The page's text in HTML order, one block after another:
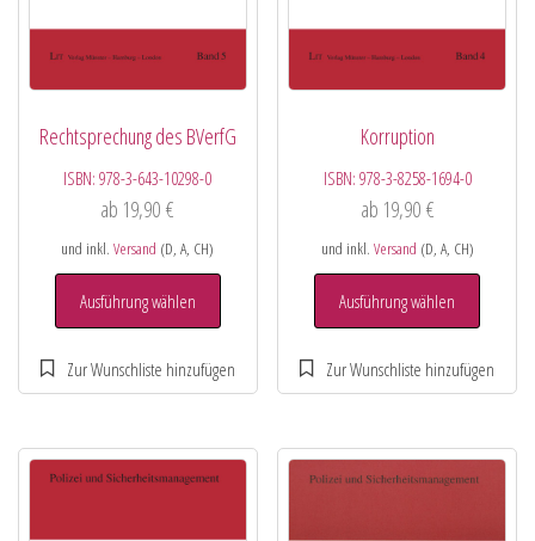
Rechtsprechung des BVerfG
ISBN:978-3-643-10298-0
ab 19,90€
und inkl.Versand (D, A, CH)
Ausführung wählen
Korruption
ISBN: 978-3-8258-1694-0
ab 19,90 €
und inkl. Versand (D, A, CH)
Ausführung wählen